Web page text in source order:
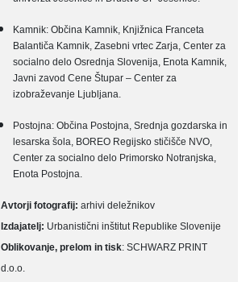
Kamnik: Občina Kamnik, Knjižnica Franceta
Balantiča Kamnik, Zasebni vrtec Zarja, Center za
socialno delo Osrednja Slovenija, Enota Kamnik,
Javni zavod Cene Štupar – Center za
izobraževanje Ljubljana.
Postojna: Občina Postojna, Srednja gozdarska in
lesarska šola, BOREO Regijsko stičišče NVO,
Center za socialno delo Primorsko Notranjska,
Enota Postojna.
Avtorji fotografij: arhivi deležnikov
Izdajatelj: Urbanistični inštitut Republike Slovenije
Oblikovanje, prelom in tisk: SCHWARZ PRINT
d.o.o.